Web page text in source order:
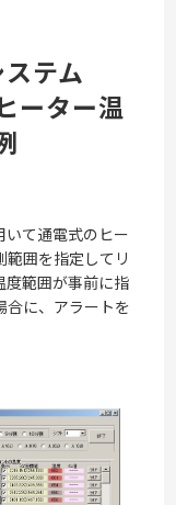
テム
ーター温
いて通電式のヒー
囲を指定してリ
度範囲が事前に指
合に、アラートを